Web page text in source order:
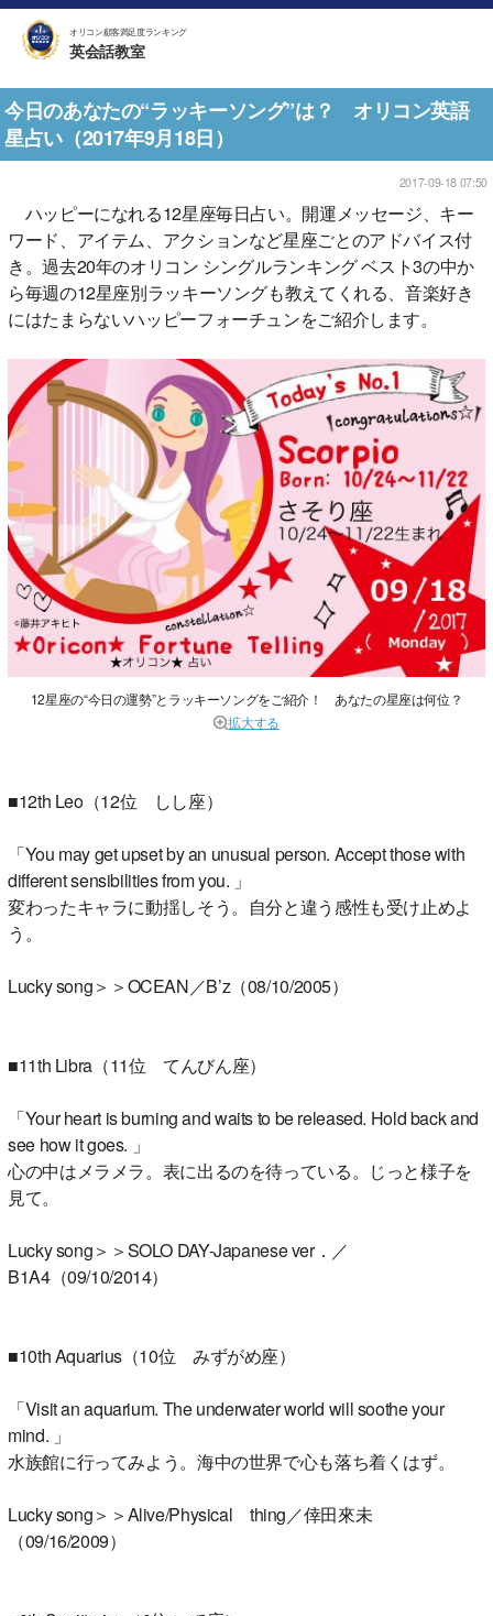
オリコン顧客満足度ランキング
英会話教室
今日のあなたの“ラッキーソング”は？ オリコン英語
星占い（2017年9月18日）
2017-09-18 07:50
ハッピーになれる12星座毎日占い。開運メッセージ、キー
ワード、アイテム、アクションなど星座ごとのアドバイス付
き。過去20年のオリコン シングルランキング ベスト3の中か
ら毎週の12星座別ラッキーソングも教えてくれる、音楽好き
にはたまらないハッピーフォーチュンをご紹介します。
12星座の“今日の運勢”とラッキーソングをご紹介！ あなたの星座は何位？
拡大する
■12th Leo（12位 しし座）
「You may get upset by an unusual person. Accept those with
different sensibilities from you. 」
変わったキャラに動揺しそう。自分と違う感性も受け止めよ
う。
Lucky song＞＞OCEAN／B’z（08/10/2005）
■11th Libra（11位 てんびん座）
「Your heart is burning and waits to be released. Hold back and
see how it goes. 」
心の中はメラメラ。表に出るのを待っている。じっと様子を
見て。
Lucky song＞＞SOLO DAY-Japanese ver．／
B1A4（09/10/2014）
■10th Aquarius（10位 みずがめ座）
「Visit an aquarium. The underwater world will soothe your
mind. 」
水族館に行ってみよう。海中の世界で心も落ち着くはず。
Lucky song＞＞Alive/Physical thing／倖田來未
（09/16/2009）